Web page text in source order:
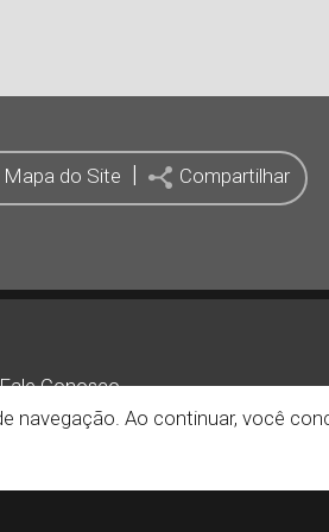
Mapa do Site
| Compartilhar
Fale Conosco
(Whatsapp)
navegação. Ao continuar, você